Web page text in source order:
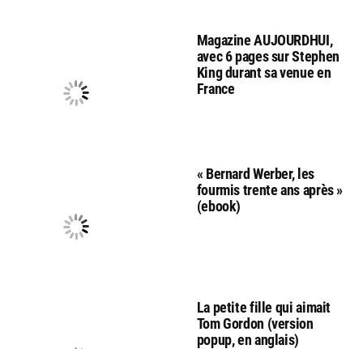
Magazine AUJOURDHUI,
avec 6 pages sur Stephen
King durant sa venue en
France
« Bernard Werber, les
fourmis trente ans après »
(ebook)
La petite fille qui aimait
Tom Gordon (version
popup, en anglais)